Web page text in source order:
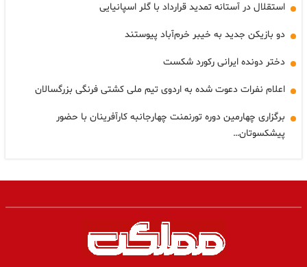
استقلال در آستانه تمدید قرارداد با گلر اسپانیایی
دو بازیکن جدید به خیبر خرم‌آباد پیوستند
دختر دونده ایرانی رکورد شکست
اعلام نفرات دعوت شده به اردوی تیم ملی کشتی فرنگی بزرگسالان
برگزاری چهارمین دوره تورنمنت چهارجانبه کارآفرینان با حضور
پیشکسوتان…